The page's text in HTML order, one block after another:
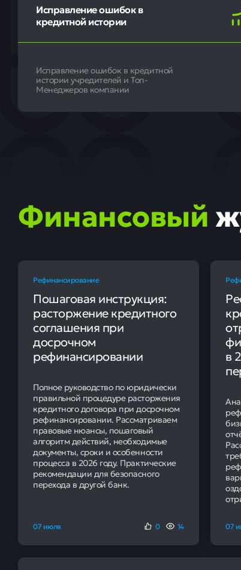
Исправление ошибок в
кредитной истории
Исправление ошибок в кредитной
истории учредителей и Топ-
Менеджеров компании
Финансовый
Рефинансирование
Пошаговая инструкция:
расторжение кредитного
соглашения при
досрочном
рефинансировании
Полное руководство по юридически
правильной процедуре расторжения
кредитного договора при досрочном
рефинансировании. Рассматриваем
правовые нюансы, пошаговый
алгоритм действий, необходимые
документы, сроки и особенности
процесса в 2026 году. Практические
рекомендации для безопасного
перехода в другой банк.
07 июля 0 14
в
07